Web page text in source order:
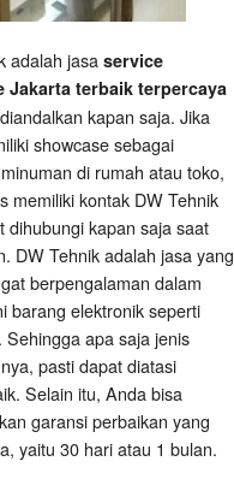
adalah jasa service
Jakarta terbaik terpercaya
kapan saja. Jika
showcase sebagai
di rumah atau toko,
memiliki kontak DW Tehnik
dihubungi kapan saja saat
DW Tehnik adalah jasa yang
berpengalaman dalam
barang elektronik seperti
Sehingga apa saja jenis
pasti dapat diatasi
Selain itu, Anda bisa
garansi perbaikan yang
yaitu 30 hari atau 1 bulan.